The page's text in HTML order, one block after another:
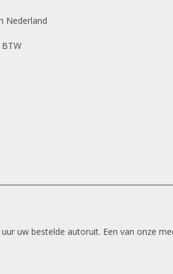
Nederland
uw bestelde autoruit. Een van onze